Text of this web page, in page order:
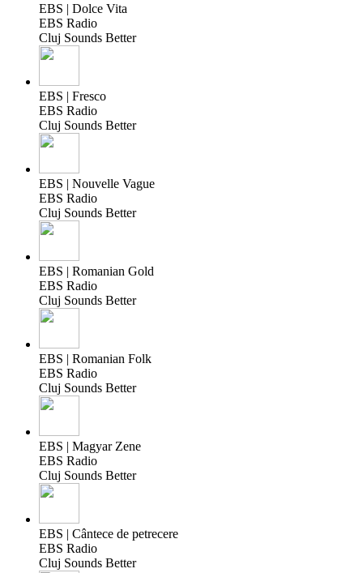
EBS | Dolce Vita
EBS Radio
Cluj Sounds Better
EBS | Fresco
EBS Radio
Cluj Sounds Better
EBS | Nouvelle Vague
EBS Radio
Cluj Sounds Better
EBS | Romanian Gold
EBS Radio
Cluj Sounds Better
EBS | Romanian Folk
EBS Radio
Cluj Sounds Better
EBS | Magyar Zene
EBS Radio
Cluj Sounds Better
EBS | Cântece de petrecere
EBS Radio
Cluj Sounds Better